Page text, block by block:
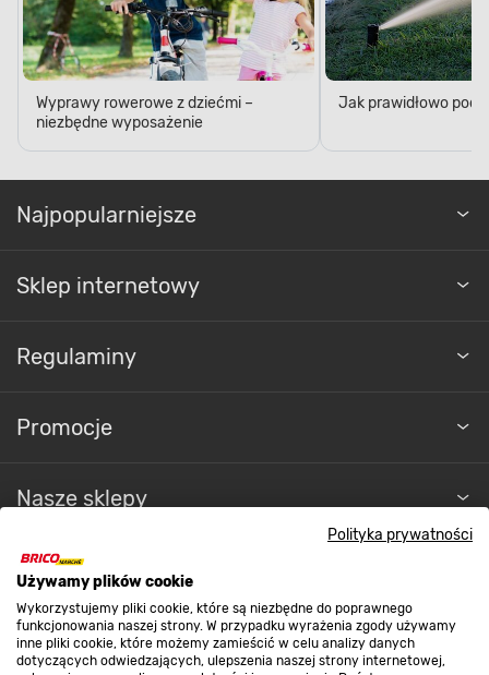
Polityka prywatności
Używamy plików cookie
Wykorzystujemy pliki cookie, które są niezbędne do poprawnego
funkcjonowania naszej strony. W przypadku wyrażenia zgody używamy
inne pliki cookie, które możemy zamieścić w celu analizy danych
dotyczących odwiedzających, ulepszenia naszej strony internetowej,
Wyprawy rowerowe z dziećmi –
niezbędne wyposażenie
Jak prawidłowo
Najpopularniejsze
Sklep internetowy
Regulaminy
Promocje
Nasze sklepy
O nas
Kontakt do sklepu